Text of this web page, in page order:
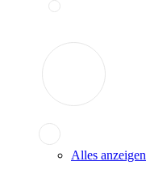
Alles anzeigen